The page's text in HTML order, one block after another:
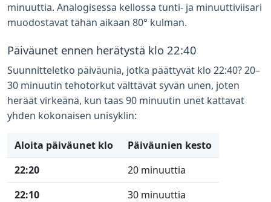
minuuttia. Analogisessa kellossa tunti- ja minuuttiviisari
muodostavat tähän aikaan 80° kulman.
Päiväunet ennen herätystä klo 22:40
Suunnitteletko päiväunia, jotka päättyvät klo 22:40? 20–
30 minuutin tehotorkut välttävät syvän unen, joten
heräät virkeänä, kun taas 90 minuutin unet kattavat
yhden kokonaisen unisyklin:
Aloita päiväunet klo
Päiväunien kesto
22:20
20 minuuttia
22:10
30 minuuttia